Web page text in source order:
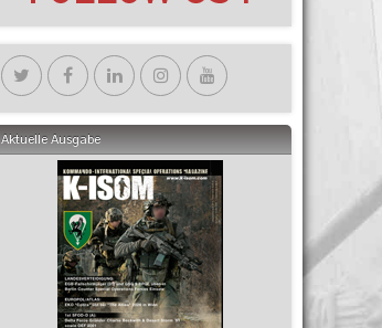
Aktuelle Ausgabe